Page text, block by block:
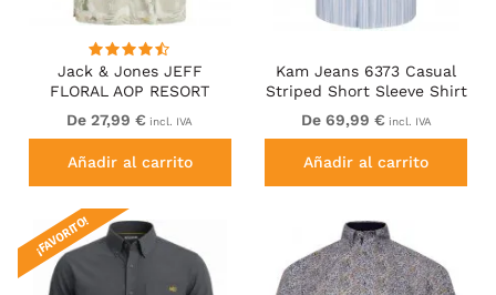
Jack & Jones JEFF
FLORAL AOP RESORT
Short Sleeve SHIRT Light
Grey
De 27,99 € incl. IVA
Añadir al carrito
Kam Jeans 6373 Casual
Striped Short Sleeve Shirt
Blue
De 69,99 € incl. IVA
Añadir al carrito
¡FAVORITO!